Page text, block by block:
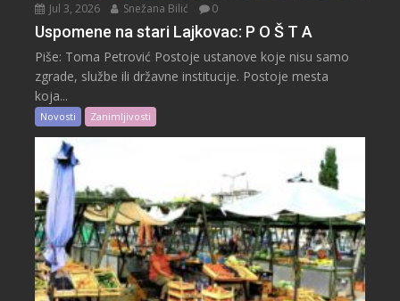
Jul 3, 2026 Snežana Bilić 0
Uspomene na stari Lajkovac: P O Š T A
Piše: Toma Petrović Postoje ustanove koje nisu samo
zgrade, službe ili državne institucije. Postoje mesta
koja...
Novosti Zanimljivosti